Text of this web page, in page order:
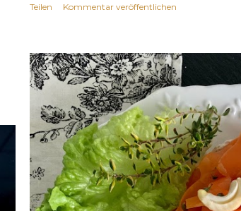
Teilen Kommentar veröffentlichen